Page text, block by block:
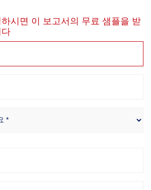
시면 이 보고서의 무료 샘플을 받